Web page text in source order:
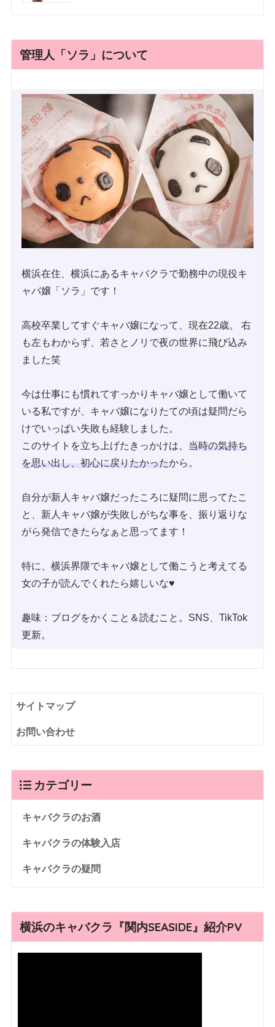
管理人「ソラ」について
横浜在住、横浜にあるキャバクラで勤務中の現役キ
ャバ嬢「ソラ」です！
高校卒業してすぐキャバ嬢になって、現在22歳。 右
も左もわからず、若さとノリで夜の世界に飛び込み
ました笑
今は仕事にも慣れてすっかりキャバ嬢として働いて
いる私ですが、キャバ嬢になりたての頃は疑問だら
けでいっぱい失敗も経験しました。
このサイトを立ち上げたきっかけは、 当時の気持ち
を思い出し、初心に戻りたかったから。
自分が新人キャバ嬢だったころに疑問に思ってたこ
と、新人キャバ嬢が失敗しがちな事を、振り返りな
がら発信できたらなぁと思ってます！
特に、横浜界隈でキャバ嬢として働こうと考えてる
女の子が読んでくれたら嬉しいな♥
趣味：ブログをかくこと＆読むこと。SNS、TikTok
更新。
サイトマップ
お問い合わせ
カテゴリー
キャバクラのお酒
キャバクラの体験入店
キャバクラの疑問
横浜のキャバクラ『関内SEASIDE』紹介PV